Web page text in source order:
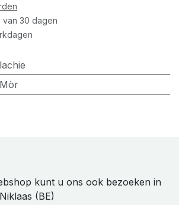
30 dagen
kunt u ons ook bezoeken in
(BE)